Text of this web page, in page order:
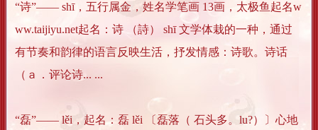
“诗”―― shī，五行属金，姓名学笔画 13画，太极鱼起名w
ww.taijiyu.net起名：诗 （詩） shī 文学体栽的一种，通过
有节奏和韵律的语言反映生活，抒发情感：诗歌。诗话
（ａ．评论诗... ...
“磊”―― lěi，起名：磊 lěi 〔磊落（ 石头多。lu?）〕心地